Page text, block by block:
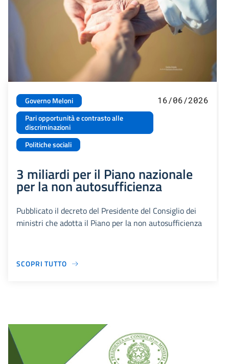
Governo Meloni
Pari opportunità e contrasto alle
discriminazioni
Politiche sociali
16/06/2026
3 miliardi per il Piano nazionale
per la non autosufficienza
Pubblicato il decreto del Presidente del Consiglio dei
ministri che adotta il Piano per la non autosufficienza
SCOPRI TUTTO